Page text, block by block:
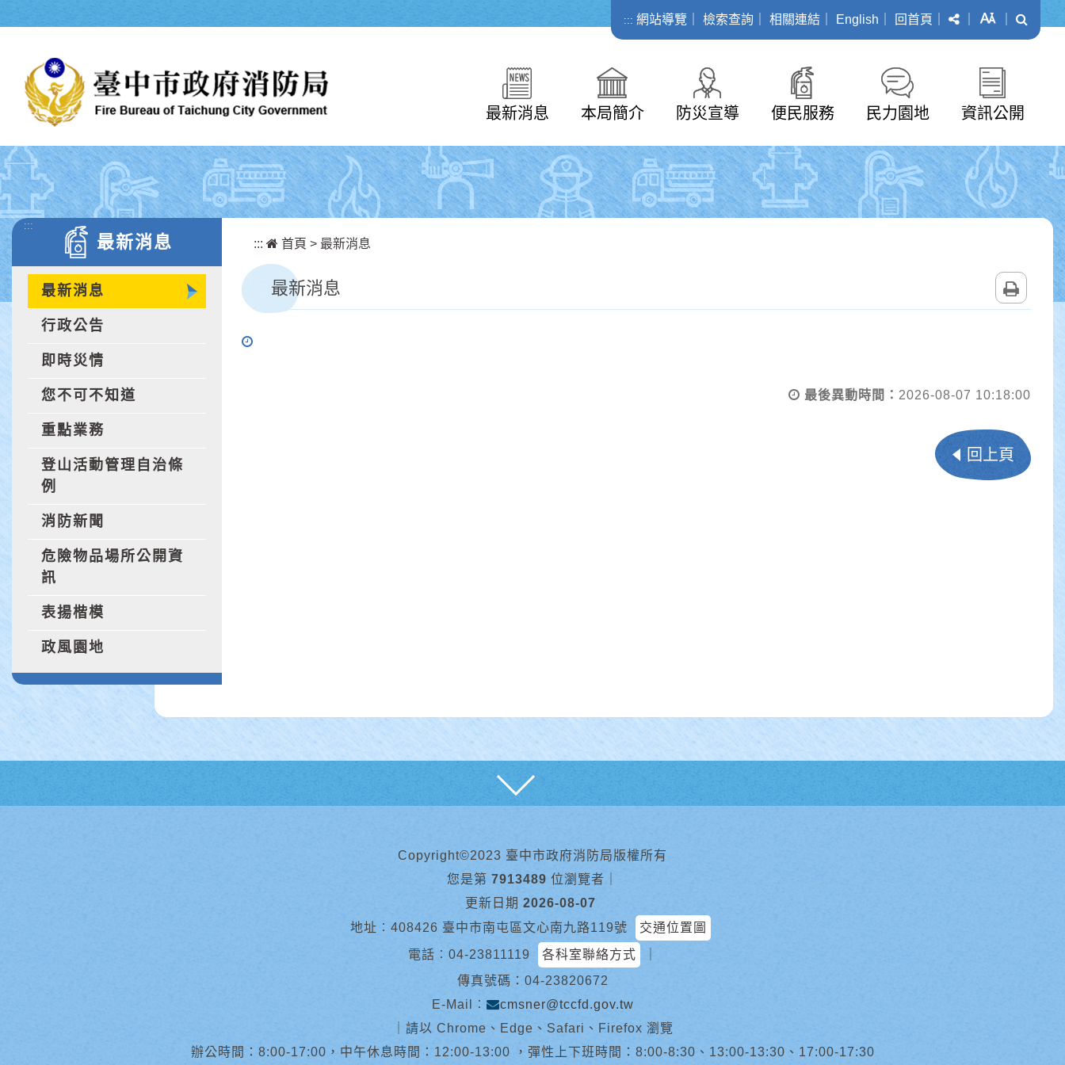
::: 網站導覽 檢索查詢 相關連結 English 回首頁 分享 字級
最新消息 本局簡介 防災宣導 便民服務 民力園地 資訊公開
:::
最新消息
最新消息
行政公告
即時災情
您不可不知道
重點業務
登山活動管理自治條
例
消防新聞
危險物品場所公開資
訊
表揚楷模
政風園地
::: 首頁 > 最新消息
最新消息
最後異動時間： 2026-08-07 10:18:00
回上頁
Copyright©2023 臺中市政府消防局版權所有
您是第 7913489 位瀏覽者
更新日期 2026-08-07
地址︰408426 臺中市南屯區文心南九路119號
交通位置圖
電話︰ 04-23811119 各科室聯絡方式
傳真號碼：04-23820672
E-Mail︰
cmsner@tccfd.gov.tw
請以 Chrome、Edge、Safari、Firefox 瀏覽
辦公時間：8:00-17:00，中午休息時間：12:00-13:00 ，彈性上下班時間：8:00-8:30、13:00-13:30、17:00-17:30